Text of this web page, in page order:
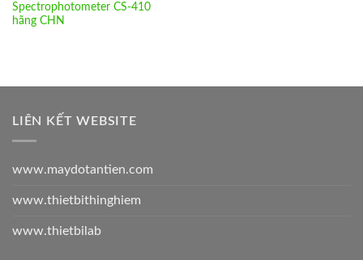
Spectrophotometer CS-410
hãng CHN
LIÊN KẾT WEBSITE
www.maydotantien.com
www.thietbithinghiem
www.thietbilab